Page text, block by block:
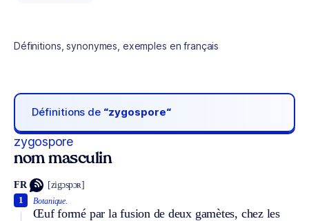
Définitions, synonymes, exemples en français
Définitions de “zygospore“
zygospore
nom masculin
FR [zigɔspɔʀ]
Botanique.
Œuf formé par la fusion de deux gamètes, chez les
1